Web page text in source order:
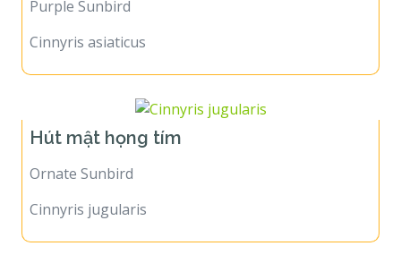
Purple Sunbird
Cinnyris asiaticus
Hút mật họng tím
Ornate Sunbird
Cinnyris jugularis